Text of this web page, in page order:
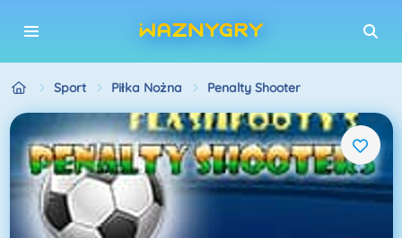
Sport Piłka Nożna Penalty Shooter